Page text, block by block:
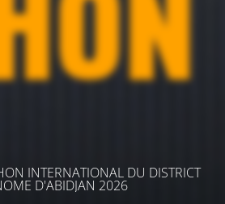
INTERNATIONAL DU DISTRICT
D'ABIDJAN 2026